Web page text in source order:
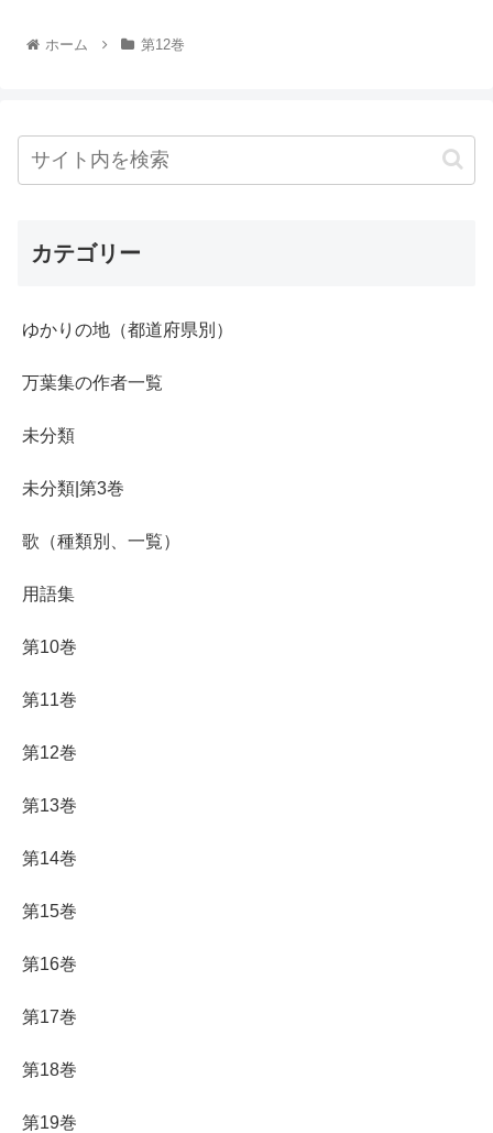
ホーム 第12巻
カテゴリー
ゆかりの地（都道府県別）
万葉集の作者一覧
未分類
未分類|第3巻
歌（種類別、一覧）
用語集
第10巻
第11巻
第12巻
第13巻
第14巻
第15巻
第16巻
第17巻
第18巻
第19巻